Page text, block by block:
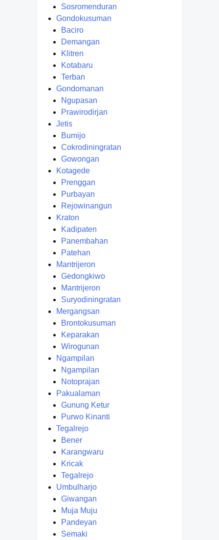
Sosromenduran
Gondokusuman
Baciro
Demangan
Klitren
Kotabaru
Terban
Gondomanan
Ngupasan
Prawirodirjan
Jetis
Bumijo
Cokrodiningratan
Gowongan
Kotagede
Prenggan
Purbayan
Rejowinangun
Kraton
Kadipaten
Panembahan
Patehan
Mantrijeron
Gedongkiwo
Mantrijeron
Suryodiningratan
Mergangsan
Brontokusuman
Keparakan
Wirogunan
Ngampilan
Ngampilan
Notoprajan
Pakualaman
Gunung Ketur
Purwo Kinanti
Tegalrejo
Bener
Karangwaru
Kricak
Tegalrejo
Umbulharjo
Giwangan
Muja Muju
Pandeyan
Semaki